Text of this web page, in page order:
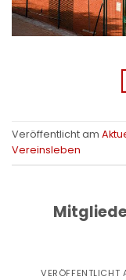
Veröffentlicht am
Vereinsleben
VERÖFFENTLICHT